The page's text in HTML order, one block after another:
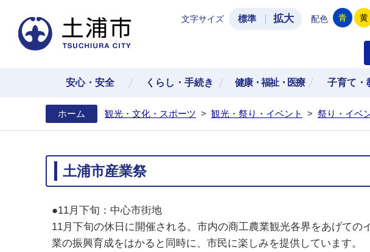
土浦市公式ホームページ
文字サイズ 標準 拡大 配色 青 黄
安心・安全 くらし・手続き 健康・福祉・医療 子育て・
ホーム 観光・文化・スポーツ > 観光・祭り・イベント > 祭り・イベ
土浦市産業祭
●11月下旬：中心市街地
11月下旬の休日に開催される。市内の商工農業観光各界をあげて
業の振興育成をはかると同時に、市民に楽しみを提供しています。